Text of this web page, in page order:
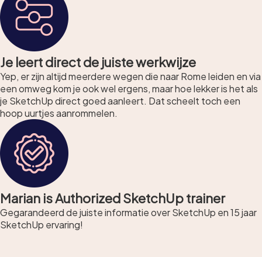
Je leert direct de juiste werkwijze
Yep, er zijn altijd meerdere wegen die naar Rome leiden en via
een omweg kom je ook wel ergens, maar hoe lekker is het als
je SketchUp direct goed aanleert. Dat scheelt toch een
hoop uurtjes aanrommelen.
Marian is Authorized SketchUp trainer
Gegarandeerd de juiste informatie over SketchUp en 15 jaar
SketchUp ervaring!